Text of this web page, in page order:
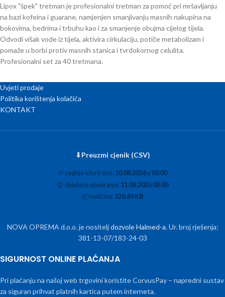
Lipox "špek" tretman je profesionalni tretman za pomoć pri mršavljanju
na bazi kofeina i guarane, namjenjen smanjivanju masnih nakupina na
bokovima, bedrima i trbuhu kao i za smanjenje obujma cijelog tijela.
Odvodi višak vode iz tijela, aktivira cirkulaciju, potiče metabolizam i
pomaže u borbi protiv masnih stanica i tvrdokornog celulita.
Profesionalni set za 40 tretmana.
Uvjeti prodaje
Politika korištenja kolačića
KONTAKT
⬇Preuzmi cjenik (CSV)
⟳zadnje ažurirano:10.08.2026u 03:00
⏰ sljedeće ažuriranje:11.08.2026 03:00
📦veličina:320.69 KB
NOVA OPREMA d.o.o. je nositeljdozvole Halmed-a. Ur. broj rješenja:
381-13-07/183-24-03
SIGURNOST ONLINE PLAĆANJA
Pri plaćanju na našoj web trgovini koristite CorvusPay – napredni sustav
za siguran prihvat platnih kartica putem interneta.